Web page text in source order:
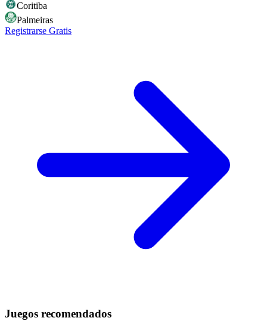
Coritiba
Palmeiras
Registrarse Gratis
Juegos recomendados